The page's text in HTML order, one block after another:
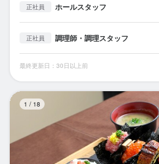
正社員 ホールスタッフ
正社員 調理師・調理スタッフ
最終更新日：30日以上前
1 / 18